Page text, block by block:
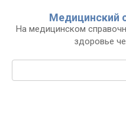
контенту
Медицинский
На медицинском
здоровье